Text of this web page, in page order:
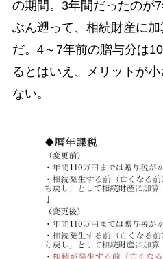
の期間。3年間だったのが
ぶん遡って、相続財産に
だ。4～7年前の贈与分は
るとはいえ、メリットが
ない。